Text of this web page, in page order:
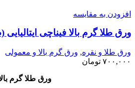
افزودن به مقایسه
ورق طلا گرم بالا فیناچی
ورق طلا و نقره, ورق گرم بالا و معمولی
۷۰۰,۰۰۰ تومان
ورق طلا گرم